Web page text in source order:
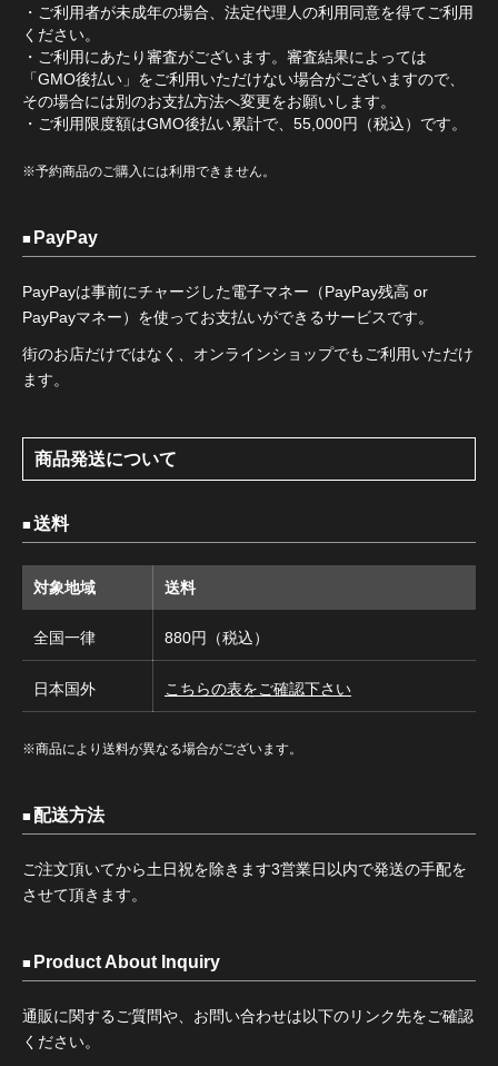
・ご利用者が未成年の場合、法定代理人の利用同意を得てご利用
ください。
・ご利用にあたり審査がございます。審査結果によっては
「GMO後払い」をご利用いただけない場合がございますので、
その場合には別のお支払方法へ変更をお願いします。
・ご利用限度額はGMO後払い累計で、55,000円（税込）です。
※予約商品のご購入には利用できません。
PayPay
PayPayは事前にチャージした電子マネー（PayPay残高 or
PayPayマネー）を使ってお支払いができるサービスです。
街のお店だけではなく、オンラインショップでもご利用いただけ
ます。
商品発送について
送料
対象地域 送料
全国一律 880円（税込）
日本国外 こちらの表をご確認下さい
※商品により送料が異なる場合がございます。
配送方法
ご注文頂いてから土日祝を除きます3営業日以内で発送の手配を
させて頂きます。
Product About Inquiry
通販に関するご質問や、お問い合わせは以下のリンク先をご確認
ください。